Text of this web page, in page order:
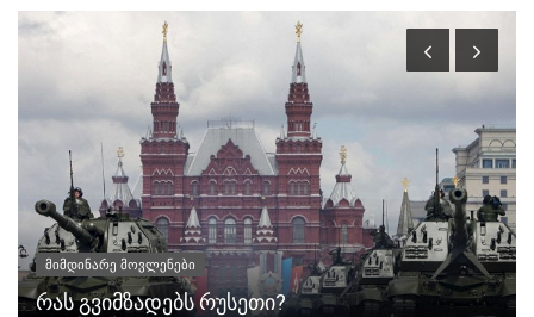
მიმდინარე მოვლენები
რას გვიმზადებს რუსეთი?